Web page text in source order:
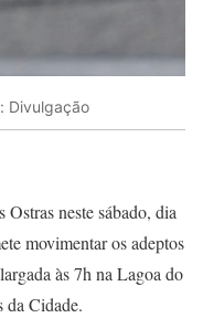
Divulgação
Ostras neste sábado, dia
movimentar os adeptos
às 7h na Lagoa do
da Cidade.